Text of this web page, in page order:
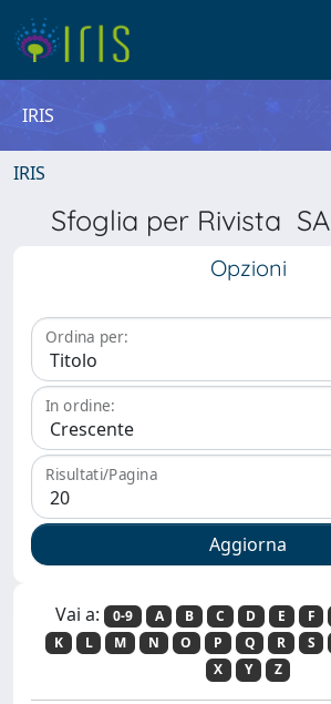
IRIS
IRIS
Sfoglia per Rivista
Opzioni
Ordina per:
In ordine:
Risultati/Pagina
Vai a: 0-9 A B C D E F
K
L M N O P Q R S
X
Y Z